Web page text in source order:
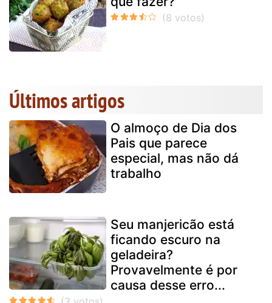
Últimos artigos
O almoço de Dia dos
Pais que parece
especial, mas não dá
trabalho
Seu manjericão está
ficando escuro na
geladeira?
Provavelmente é por
causa desse erro...